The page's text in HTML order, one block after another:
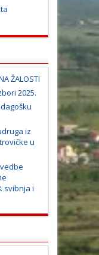
ŽALOSTI
2025.
iz
u
svibnja i